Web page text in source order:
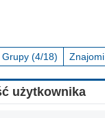
Grupy (4/18) Znajomi
użytkownika